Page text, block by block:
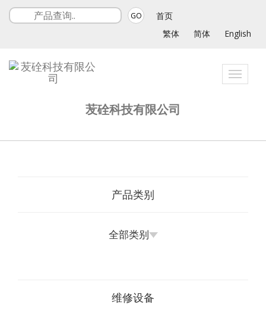
GO
首页
繁体
简体 English
Toggle
苃硂科技有限公司
产品类别
全部类别
维修设备